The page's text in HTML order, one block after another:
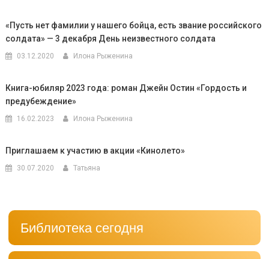
«Пусть нет фамилии у нашего бойца, есть звание российского
солдата» — 3 декабря День неизвестного солдата
03.12.2020 Илона Рыженина
Книга-юбиляр 2023 года: роман Джейн Остин «Гордость и
предубеждение»
16.02.2023 Илона Рыженина
Приглашаем к участию в акции «Кинолето»
30.07.2020 Татьяна
Библиотека сегодня